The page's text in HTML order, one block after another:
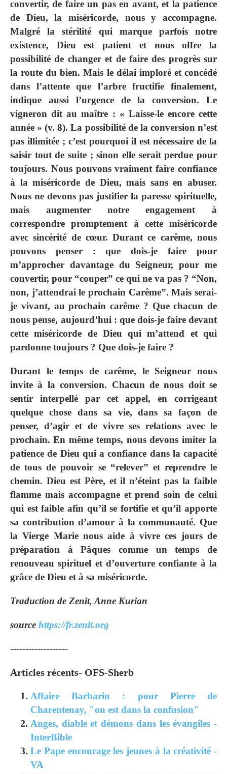
convertir, de faire un pas en avant, et la patience
de Dieu, la miséricorde, nous y accompagne.
Malgré la stérilité qui marque parfois notre
existence, Dieu est patient et nous offre la
possibilité de changer et de faire des progrès sur
la route du bien. Mais le délai imploré et concédé
dans l’attente que l’arbre fructifie finalement,
indique aussi l’urgence de la conversion. Le
vigneron dit au maître : « Laisse-le encore cette
année » (v. 8). La possibilité de la conversion n’est
pas illimitée ; c’est pourquoi il est nécessaire de la
saisir tout de suite ; sinon elle serait perdue pour
toujours. Nous pouvons vraiment faire confiance
à la miséricorde de Dieu, mais sans en abuser.
Nous ne devons pas justifier la paresse spirituelle,
mais augmenter notre engagement à
correspondre promptement à cette miséricorde
avec sincérité de cœur. Durant ce carême, nous
pouvons penser : que dois-je faire pour
m’approcher davantage du Seigneur, pour me
convertir, pour “couper” ce qui ne va pas ? “Non,
non, j’attendrai le prochain Carême”. Mais serai-
je vivant, au prochain carême ? Que chacun de
nous pense, aujourd’hui : que dois-je faire devant
cette miséricorde de Dieu qui m’attend et qui
pardonne toujours ? Que dois-je faire ?
Durant le temps de carême, le Seigneur nous
invite à la conversion. Chacun de nous doit se
sentir interpellé par cet appel, en corrigeant
quelque chose dans sa vie, dans sa façon de
penser, d’agir et de vivre ses relations avec le
prochain. En même temps, nous devons imiter la
patience de Dieu qui a confiance dans la capacité
de tous de pouvoir se “relever” et reprendre le
chemin. Dieu est Père, et il n’éteint pas la faible
flamme mais accompagne et prend soin de celui
qui est faible afin qu’il se fortifie et qu’il apporte
sa contribution d’amour à la communauté. Que
la Vierge Marie nous aide à vivre ces jours de
préparation à Pâques comme un temps de
renouveau spirituel et d’ouverture confiante à la
grâce de Dieu et à sa miséricorde.
Traduction de Zenit, Anne Kurian
source https://fr.zenit.org
-------------------
Articles récents- OFS-Sherb
​Affaire Barbarin : pour Pierre de
Charentenay, "on est dans la confusion"
Anges, diable et démons dans les évangiles -
InterBible
Le Pape encourage les jeunes à la créativité -
VA